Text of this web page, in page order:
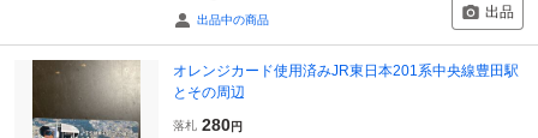
出品中の商品 出品
オレンジカード使用済みJR東日本201系中央線豊田駅
とその周辺
落札 280円